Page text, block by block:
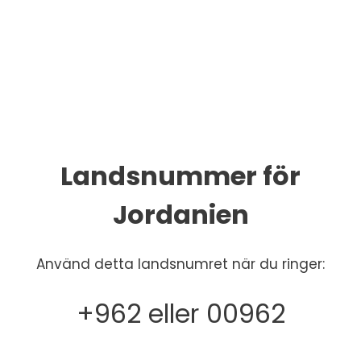
Landsnummer för
Jordanien
Använd detta landsnumret när du ringer:
+962 eller 00962